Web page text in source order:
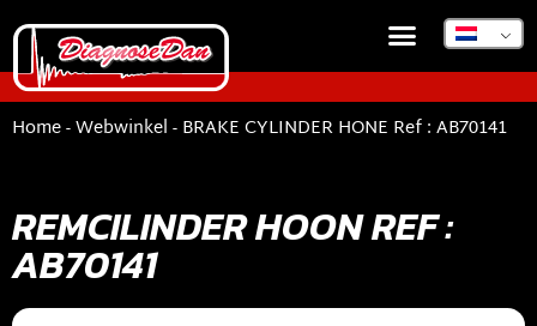
Home-Webwinkel-BRAKE CYLINDER HONE Ref : AB70141
REMCILINDER HOON REF :
AB70141